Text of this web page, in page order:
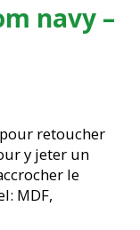
navy –
retoucher
y jeter un
le
MDF,